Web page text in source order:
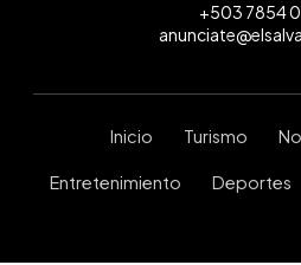
+503 7854
Inicio Turismo
Entretenimiento Deportes